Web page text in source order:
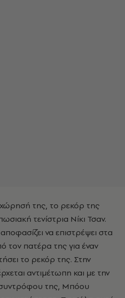
της, το ρεκόρ της
τενίστρια Νίκι Τσαν.
να επιστρέψει στα
τον πατέρα της για έναν
το ρεκόρ της. Στην
αντιμέτωπη και με την
της, Μπόου